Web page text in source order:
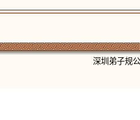
深圳弟子规